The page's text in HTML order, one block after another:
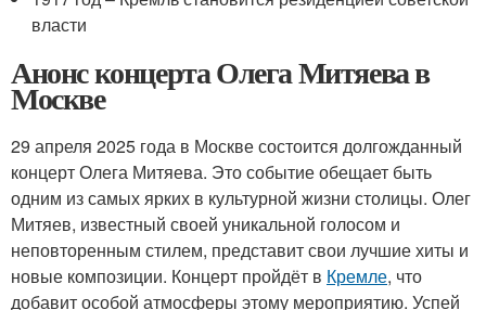
власти
Анонс концерта Олега Митяева в
Москве
29 апреля 2025 года в Москве состоится долгожданный
концерт Олега Митяева. Это событие обещает быть
одним из самых ярких в культурной жизни столицы. Олег
Митяев, известный своей уникальной голосом и
неповторенным стилем, представит свои лучшие хиты и
новые композиции. Концерт пройдёт в Кремле, что
добавит особой атмосферы этому мероприятию. Успей